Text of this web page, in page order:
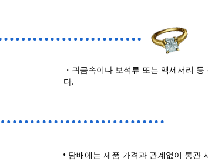
・귀금속이나 보석류 또는 액세서리
다.
• 담배에는 제품 가격과 관계없이 통관